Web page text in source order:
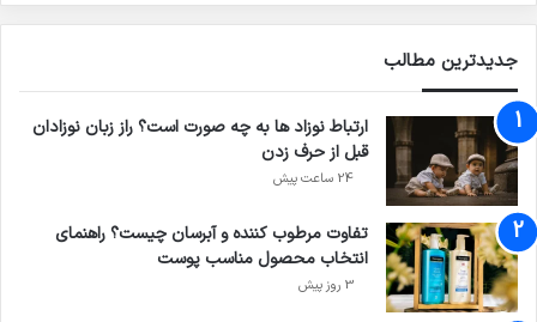
جدیدترین مطالب
ارتباط نوزاد ها به چه صورت است؟ راز زبان نوزادان
قبل از حرف زدن
24 ساعت پیش
تفاوت مرطوب کننده و آبرسان چیست؟ راهنمای
انتخاب محصول مناسب پوست
3 روز پیش